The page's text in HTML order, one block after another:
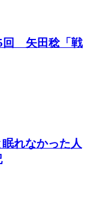
回 矢田稔「戦
れなかった人